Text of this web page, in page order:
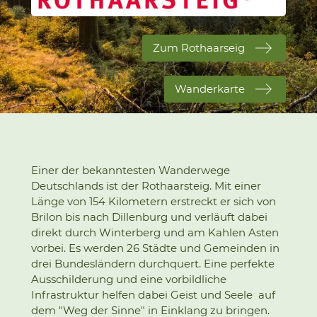
Zum Rothaarseig
Wanderkarte
Einer der bekanntesten Wanderwege
Deutschlands ist der Rothaarsteig. Mit einer
Länge von 154 Kilometern erstreckt er sich von
Brilon bis nach Dillenburg und verläuft dabei
direkt durch Winterberg und am Kahlen Asten
vorbei. Es werden 26 Städte und Gemeinden in
drei Bundesländern durchquert. Eine perfekte
Ausschilderung und eine vorbildliche
Infrastruktur helfen dabei Geist und Seele auf
dem "Weg der Sinne" in Einklang zu bringen.